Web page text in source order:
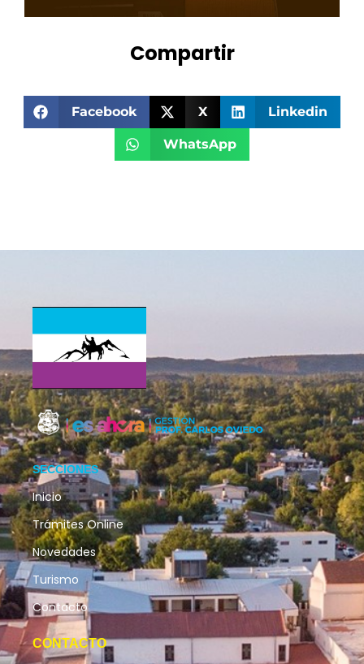
Compartir
Facebook X Linkedin
WhatsApp
SECCIONES
Inicio
Trámites Online
Novedades
Turismo
Contacto
CONTACTO